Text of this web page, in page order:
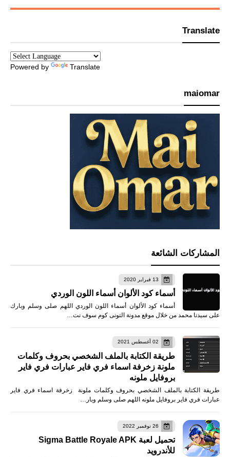
Translate
Powered by Translate
maiomar
المشاركات الشائعة
13 فبراير 2020
أسماء كود الألوان أسماء اللون الوردي
أسماء كود الألوان أسماء اللون الوردي اللهم صلى وسلم وبارك
على سيدنا محمد من خلال موقع مدونة التونى كوم سوف نت…
02 أغسطس 2021
طريقة الكتابة بالملف الشخصي بحروف وكلمات
ملونة زخرفة اسماء فري فاير عبارات فري فاير
بروفايل ملونه
طريقة الكتابة بالملف الشخصي بحروف وكلمات ملونة زخرفة اسماء فري فاير
عبارات فري فاير بروفايل ملونه اللهم صلى وسلم وبار…
26 نوفمبر 2022
تحميل لعبة Sigma Battle Royale APK
للأندرويد